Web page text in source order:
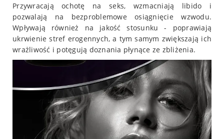
Przywracają ochotę na seks, wzmacniają libido i
pozwalają na bezproblemowe osiągnięcie wzwodu.
Wpływają również na jakość stosunku - poprawiają
ukrwienie stref erogennych, a tym samym zwiększają ich
wrażliwość i potęgują doznania płynące ze zbliżenia.